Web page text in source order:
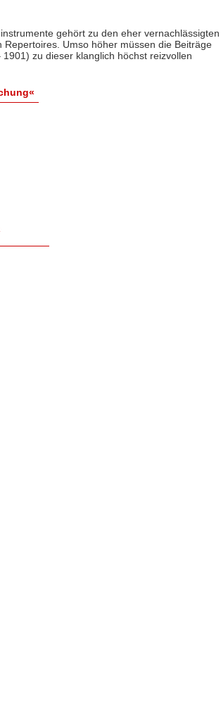
gehört zu den eher vernachlässigten
Umso höher müssen die Beiträge
zu dieser klanglich höchst reizvollen